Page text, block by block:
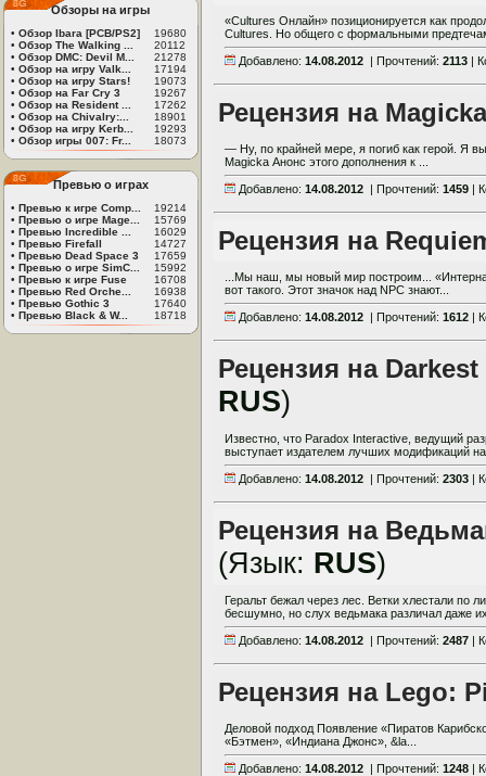
Обзоры на игры
• Обзор Ibara [PCB/PS2]
19680
• Обзор The Walking ...
20112
• Обзор DMC: Devil M...
21278
• Обзор на игру Valk...
17194
• Обзор на игру Stars!
19073
• Обзор на Far Cry 3
19267
• Обзор на Resident ...
17262
• Обзор на Chivalry:...
18901
• Обзор на игру Kerb...
19293
• Обзор игры 007: Fr... 18073
Превью о играх
• Превью к игре Comp...
19214
• Превью о игре Mage...
15769
• Превью Incredible ...
16029
• Превью Firefall
14727
• Превью Dead Space 3
17659
• Превью о игре SimC...
15992
• Превью к игре Fuse
16708
• Превью Red Orche...
16938
• Превью Gothic 3
17640
• Превью Black & W... 18718
«Cultures Онлайн» позиционируется как
Cultures. Но общего с формальными
Добавлено: 14.08.2012 | Прочтений: 2113 |
Рецензия на
— Ну, по крайней мере, я погиб как герой. Я
Magicka Анонс этого дополнения к ...
Добавлено: 14.08.2012 | Прочтений: 1459 |
Рецензия на
...Мы наш, мы новый мир построим...
вот такого. Этот значок над NPC знают...
Добавлено: 14.08.2012 | Прочтений: 1612 |
Рецензия на
RUS)
Известно, что Paradox Interactive, ведущий
выступает издателем лучших модификаций
Добавлено: 14.08.2012 | Прочтений: 2303 |
Рецензия на
(Язык: RUS)
Геральт бежал через лес. Ветки хлестали по
бесшумно, но слух ведьмака различал даже
Добавлено: 14.08.2012 | Прочтений: 2487 |
Рецензия на Lego:
Деловой подход Появление «Пиратов
«Бэтмен», «Индиана Джонс», &la...
Добавлено: 14.08.2012 | Прочтений: 1248 |